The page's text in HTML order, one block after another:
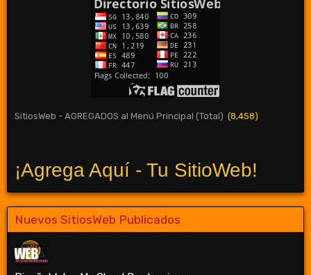
SitiosWeb - AGREGADOS al Menú Principal (Total) (8,458)
¡Agrega Aquí - Tu SitioWeb!
Nuevos SitiosWeb Publicados